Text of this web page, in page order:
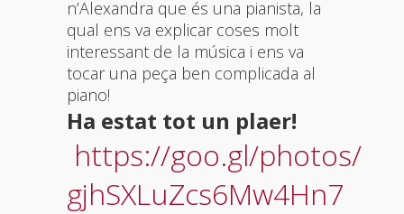
n’Alexandra que és una pianista, la
qual ens va explicar coses molt
interessant de la música i ens va
tocar una peça ben complicada al
piano!
Ha estat tot un plaer!
https://goo.gl/photos/
gjhSXLuZcs6Mw4Hn7